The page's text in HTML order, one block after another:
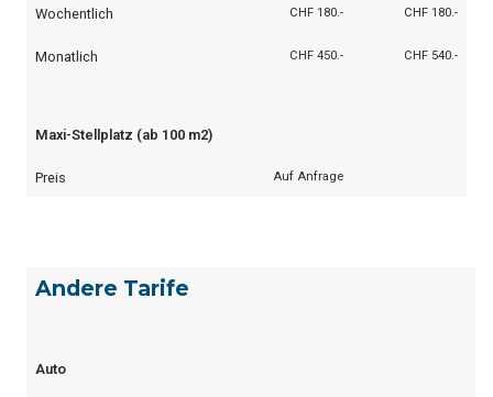
Wochentlich CHF 180.- CHF 180.-
Monatlich CHF 450.- CHF 540.-
Maxi-Stellplatz (ab 100 m2)
Preis Auf Anfrage
Andere Tarife
Auto